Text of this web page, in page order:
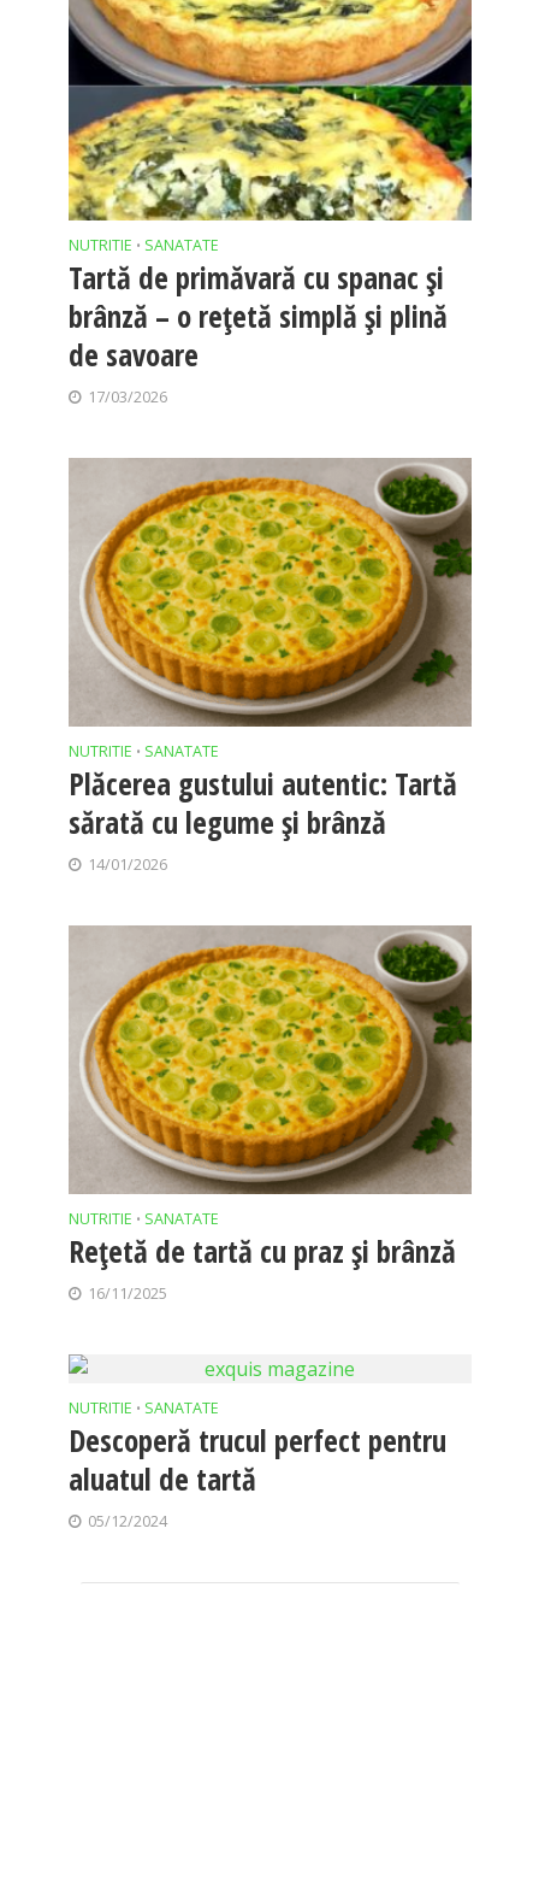
NUTRITIE • SANATATE
Tartă de primăvară cu spanac și
brânză – o rețetă simplă și plină
de savoare
17/03/2026
NUTRITIE • SANATATE
Plăcerea gustului autentic: Tartă
sărată cu legume și brânză
14/01/2026
NUTRITIE • SANATATE
Rețetă de tartă cu praz și brânză
16/11/2025
NUTRITIE • SANATATE
Descoperă trucul perfect pentru
aluatul de tartă
05/12/2024